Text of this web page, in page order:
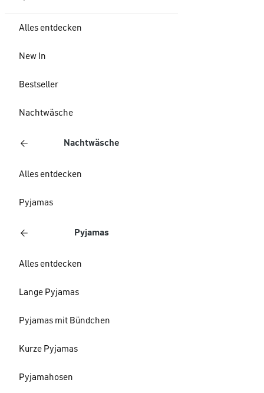
Alles entdecken
New In
Bestseller
Nachtwäsche
Nachtwäsche
Alles entdecken
Pyjamas
Pyjamas
Alles entdecken
Lange Pyjamas
Pyjamas mit Bündchen
Kurze Pyjamas
Pyjamahosen